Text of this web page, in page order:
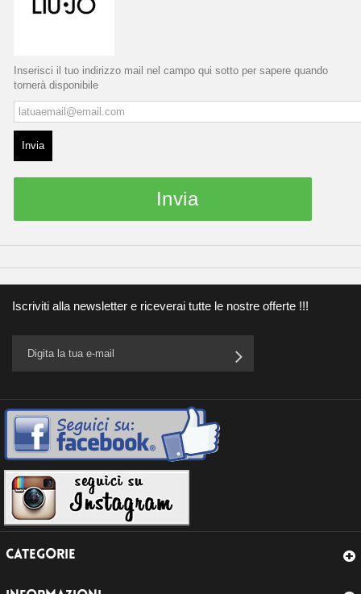
Inserisci il tuo indirizzo mail nel campo qui sotto per sapere quando
tornerà disponibile
Invia
Invia
Iscriviti alla newsletter e riceverai tutte le nostre offerte !!!
CATEGORIE